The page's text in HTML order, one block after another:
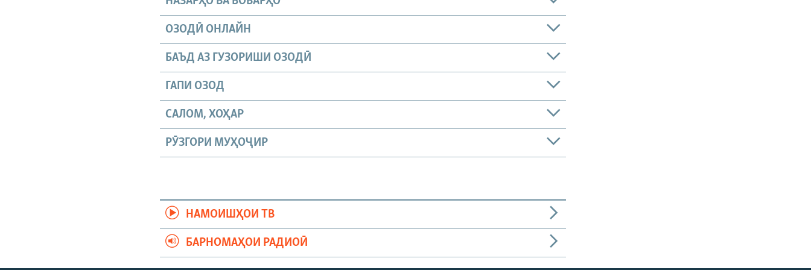
ОЗОДӢ ОНЛАЙН
БАЪД АЗ ГУЗОРИШИ ОЗОДӢ
ГАПИ ОЗОД
САЛОМ, ХОҲАР
РӮЗГОРИ МУҲОҶИР
НАМОИШҲОИ ТВ
БАРНОМАҲОИ РАДИОӢ